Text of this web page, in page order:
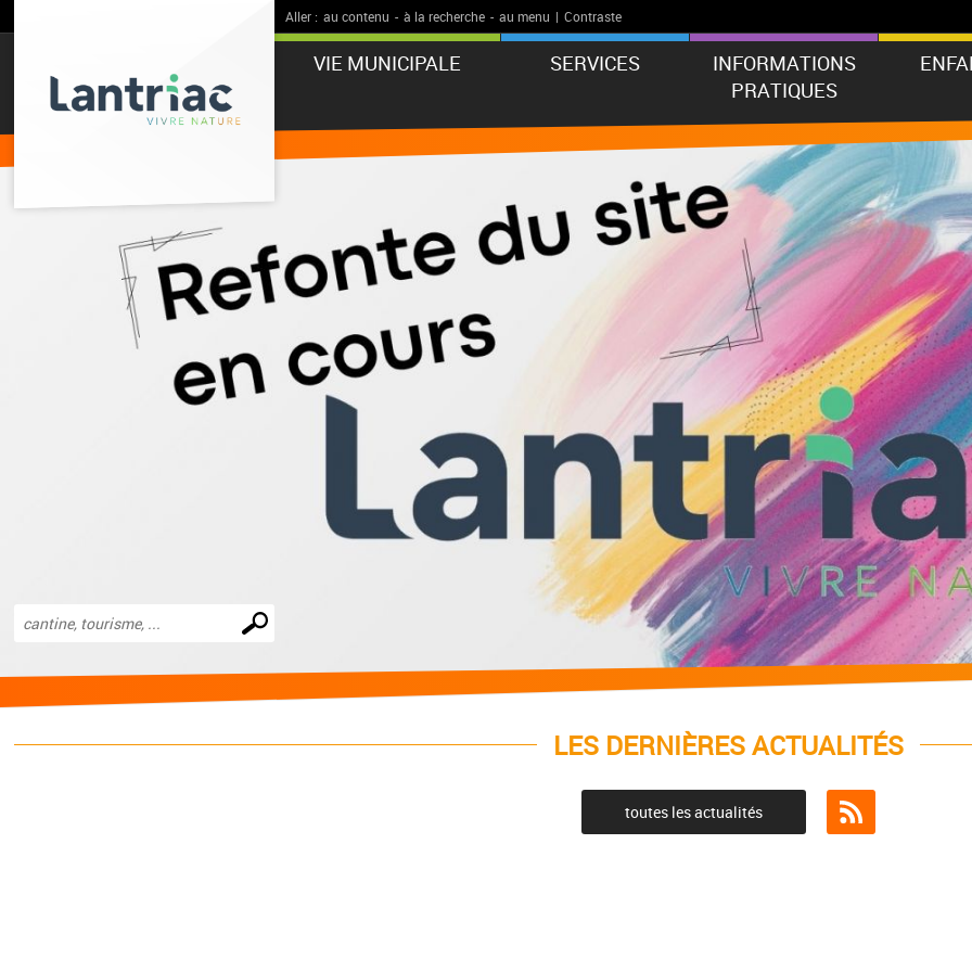
Aller : au contenu - à la recherche - au menu | Contraste
VIE MUNICIPALE SERVICES
INFORMATIONS
PRATIQUES
Effectuer
LES DERNIÈRES ACTUALITÉS
toutes les actualités